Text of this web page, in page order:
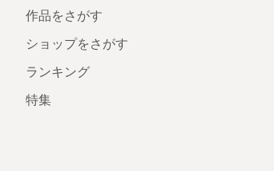
作品をさがす
ショップをさがす
ランキング
特集